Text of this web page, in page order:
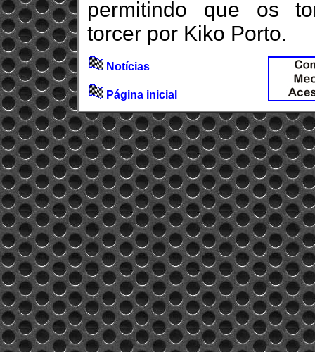
permitindo que os
torcer por Kiko Porto.
Notícias
Página inicial